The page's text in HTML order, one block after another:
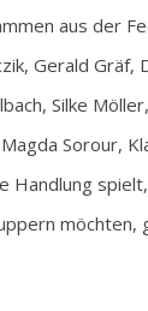
aus der
Gerald
Silke
Sorour,
Handlung